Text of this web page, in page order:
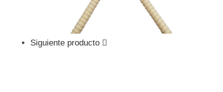
Siguiente producto